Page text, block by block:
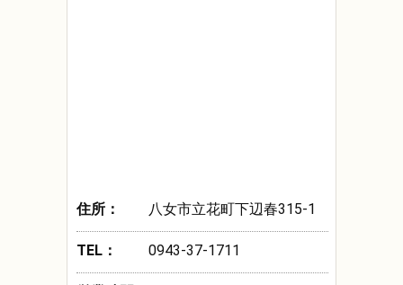
住所： 八女市立花町下辺春315-1
TEL： 0943-37-1711